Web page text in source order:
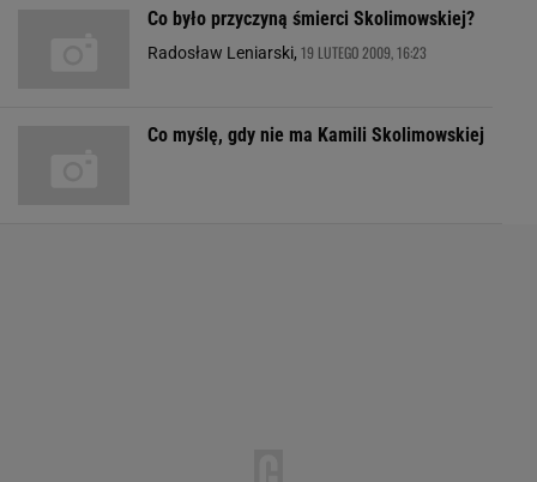
Co było przyczyną śmierci Skolimowskiej?
Radosław Leniarski, 19 LUTEGO 2009, 16:23
Co myślę, gdy nie ma Kamili Skolimowskiej